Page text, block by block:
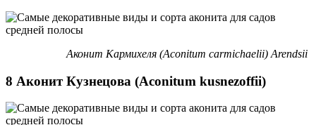
Аконит Кармихеля (Aconitum сarmichaelii) Arendsii
8 Аконит Кузнецова (Aconitum kusnezoffii)